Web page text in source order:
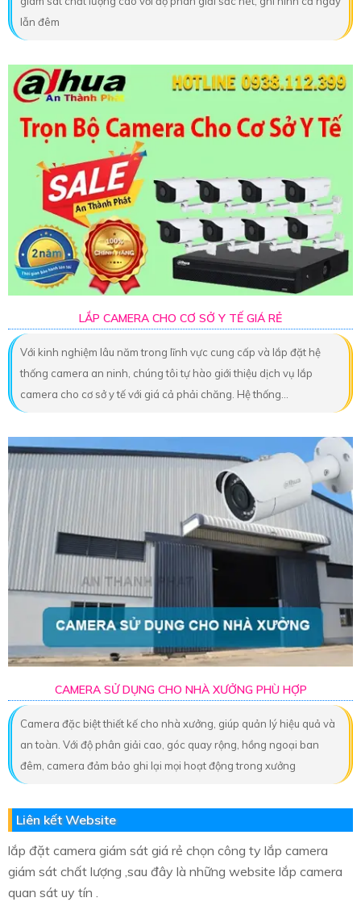
lẫn đêm
LẮP CAMERA CHO CƠ SỞ Y TẾ GIÁ RẺ
Với kinh nghiệm lâu năm trong lĩnh vực cung cấp và lắp đặt hệ
thống camera an ninh, chúng tôi tự hào giới thiệu dịch vụ lắp
camera cho cơ sở y tế với giá cả phải chăng. Hệ thống...
CAMERA SỬ DỤNG CHO NHÀ XƯỞNG PHÙ HỢP
Camera đặc biệt thiết kế cho nhà xưởng, giúp quản lý hiệu quả và
an toàn. Với độ phân giải cao, góc quay rộng, hồng ngoại ban
đêm, camera đảm bảo ghi lại mọi hoạt động trong xưởng
Liên kết Website
lắp đặt camera giám sát giá rẻ chọn công ty lắp camera
giám sát chất lượng ,sau đây là những website lắp camera
quan sát uy tín .